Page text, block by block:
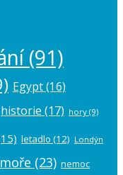
(91)
Egypt(16)
historie (17) hory (9)
letadlo (12) Londýn
moře (23) nemoc